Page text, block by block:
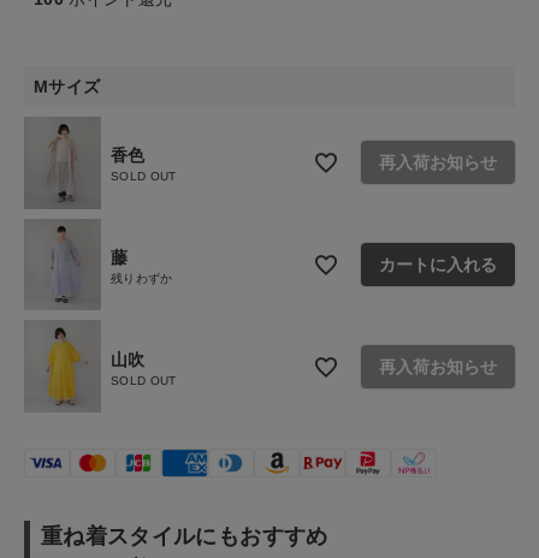
ブランド
全ての商品
CONTENTS
ご利用ガイド
お問い合わせ
ショップリスト
Mサイズ
香色
SOLD OUT
再入荷お知らせ
藤
残りわずか
カートに入れる
山吹
SOLD OUT
再入荷お知らせ
重ね着スタイルにもおすすめ